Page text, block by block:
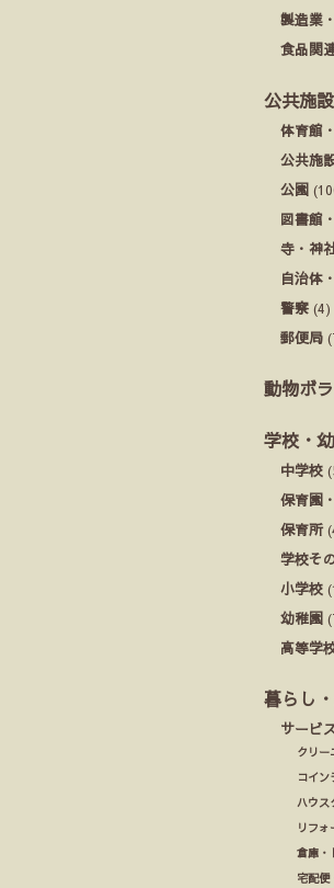
製造業
食品関
公共施設
体育館
公共施
公園
図書館
寺・神
自治体
警察 (4)
郵便局
動物ボ
学校・
中学校
保育園
保育所
学校そ
小学校
幼稚園
高等学
暮らし
サービ
クリー
コイン
ハウス
リフォ
倉庫・
宅配便